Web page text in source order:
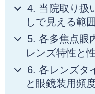
4. 当院取り扱
しで見える範
5. 各多焦点眼
レンズ特性と
6. 各レンズタ
と眼鏡装用頻